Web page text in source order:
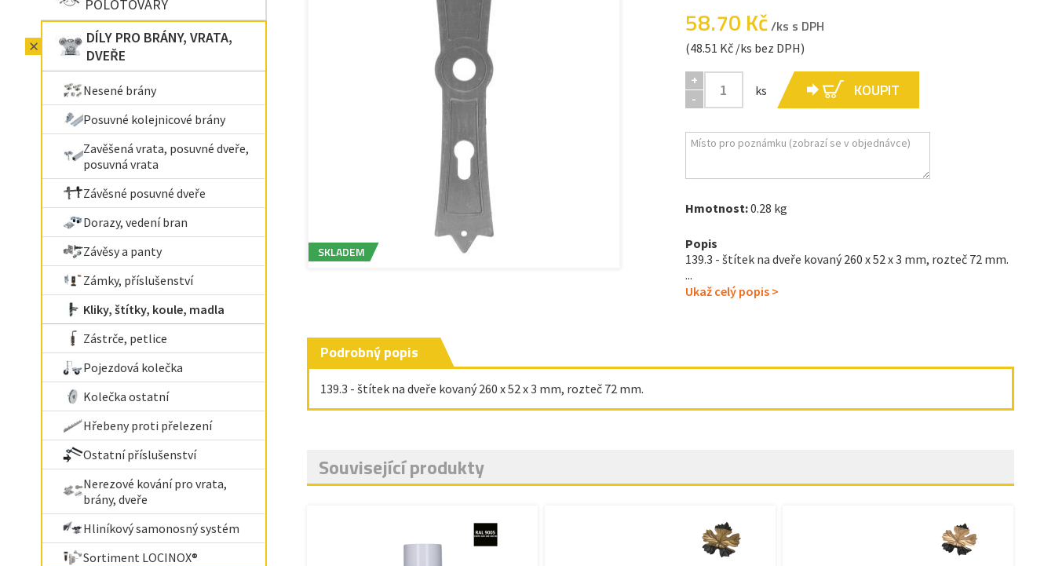
POLOTOVARY
DÍLY PRO BRÁNY, VRATA,
DVEŘE
Nesené brány
Posuvné kolejnicové brány
Zavěšená vrata, posuvné dveře,
posuvná vrata
Závěsné posuvné dveře
Dorazy, vedení bran
Závěsy a panty
Zámky, příslušenství
Kliky, štítky, koule, madla
Zástrče, petlice
Pojezdová kolečka
Kolečka ostatní
Hřebeny proti přelezení
Ostatní příslušenství
Nerezové kování pro vrata,
brány, dveře
Hliníkový samonosný systém
Sortiment LOCINOX®
SKLADEM
58.70 Kč/ks s DPH
(48.51 Kč /ks bez DPH)
+
-
ks KOUPIT
Hmotnost:0.28 kg
Popis
139.3 - štítek na dveře kovaný 260 x 52 x 3 mm, rozteč 72 mm.
...
Ukaž celý popis >
Podrobný popis
139.3 - štítek na dveře kovaný 260 x 52 x 3 mm, rozteč 72 mm.
Související produkty